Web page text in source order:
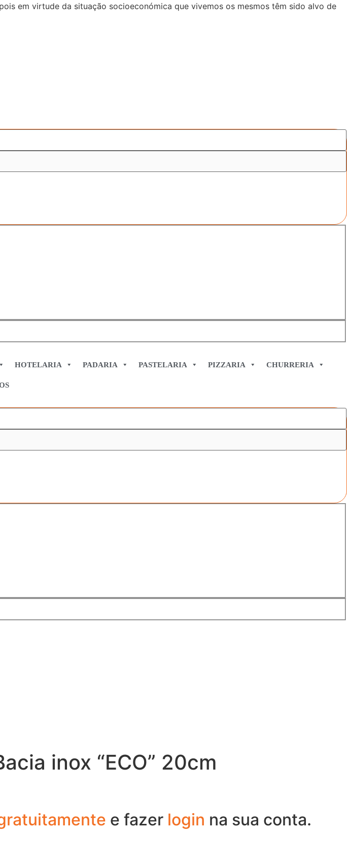
em virtude da situação socioeconómica que vivemos os mesmos têm sido alvo de
HOTELARIA PADARIA PASTELARIA PIZZARIA CHURRERIA
inox “ECO” 20cm
e fazer login na sua conta.